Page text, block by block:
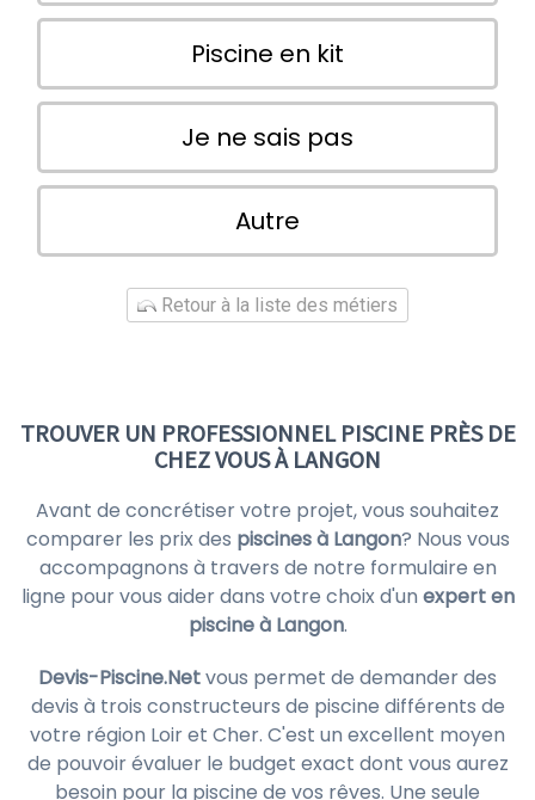
Piscine en kit
Je ne sais pas
Autre
Retour à la liste des métiers
TROUVER UN PROFESSIONNEL PISCINE PRÈS DE
CHEZ VOUS À LANGON
Avant de concrétiser votre projet, vous souhaitez
comparer les prix des piscines à Langon? Nous vous
accompagnons à travers de notre formulaire en
ligne pour vous aider dans votre choix d'un expert en
piscine à Langon.
Devis-Piscine.Netvous permet de demander des
devis à trois constructeurs de piscine différents de
votre région Loir et Cher. C'est un excellent moyen
de pouvoir évaluer le budget exact dont vous aurez
besoin pour la piscine de vos rêves. Une seule